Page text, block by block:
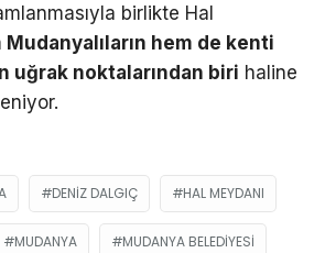
birlikte Hal
Mudanyalıların hem de kenti
uğrak noktalarından biri haline
DENIZ DALGIÇ HAL MEYDANI
MUDANYA MUDANYA BELEDIYESI